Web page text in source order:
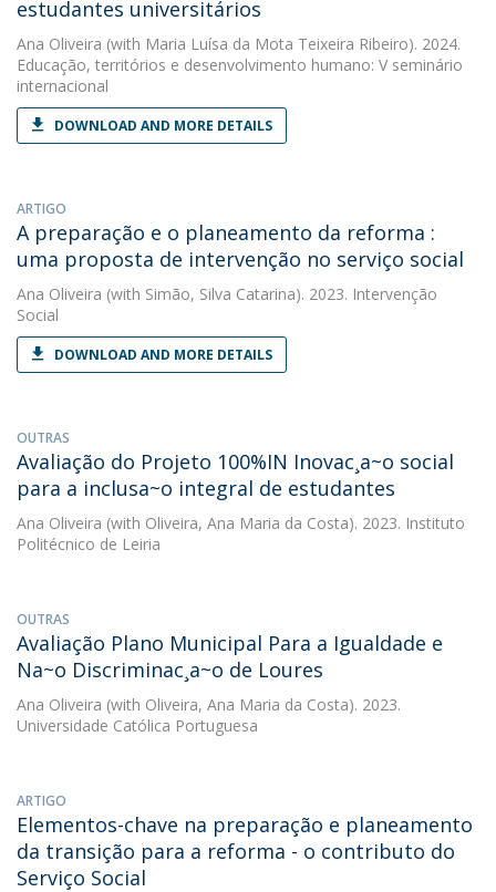
estudantes universitários
Ana Oliveira (with Maria Luísa da Mota Teixeira Ribeiro). 2024.
Educação, territórios e desenvolvimento humano: V seminário
internacional
DOWNLOAD AND MORE DETAILS
ARTIGO
A preparação e o planeamento da reforma :
uma proposta de intervenção no serviço social
Ana Oliveira (with Simão, Silva Catarina). 2023. Intervenção
Social
DOWNLOAD AND MORE DETAILS
OUTRAS
Avaliação do Projeto 100%IN Inovac¸a~o social
para a inclusa~o integral de estudantes
Ana Oliveira (with Oliveira, Ana Maria da Costa). 2023. Instituto
Politécnico de Leiria
OUTRAS
Avaliação Plano Municipal Para a Igualdade e
Na~o Discriminac¸a~o de Loures
Ana Oliveira (with Oliveira, Ana Maria da Costa). 2023.
Universidade Católica Portuguesa
ARTIGO
Elementos-chave na preparação e planeamento
da transição para a reforma - o contributo do
Serviço Social